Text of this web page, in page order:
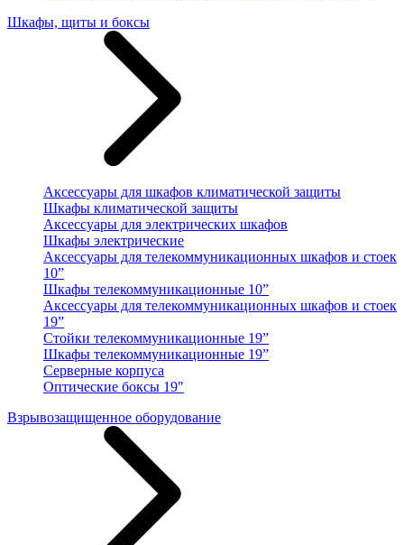
Шкафы, щиты и боксы
Аксессуары для шкафов климатической защиты
Шкафы климатической защиты
Аксессуары для электрических шкафов
Шкафы электрические
Аксессуары для телекоммуникационных шкафов и стоек
10”
Шкафы телекоммуникационные 10”
Аксессуары для телекоммуникационных шкафов и стоек
19”
Стойки телекоммуникационные 19”
Шкафы телекоммуникационные 19”
Серверные корпуса
Оптические боксы 19"
Взрывозащищенное оборудование